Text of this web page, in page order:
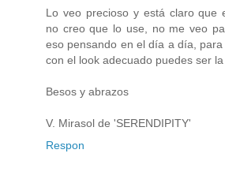
Lo veo precioso y está claro que
no creo que lo use, no me veo
eso pensando en el día a día,
con el look adecuado puedes ser
Besos y abrazos
V. Mirasol de 'SERENDIPITY'
Respon